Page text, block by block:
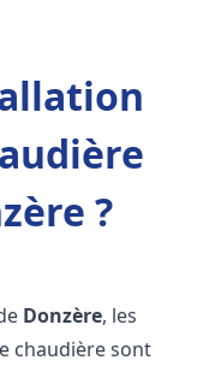
?
Donzère, les
chaudière sont